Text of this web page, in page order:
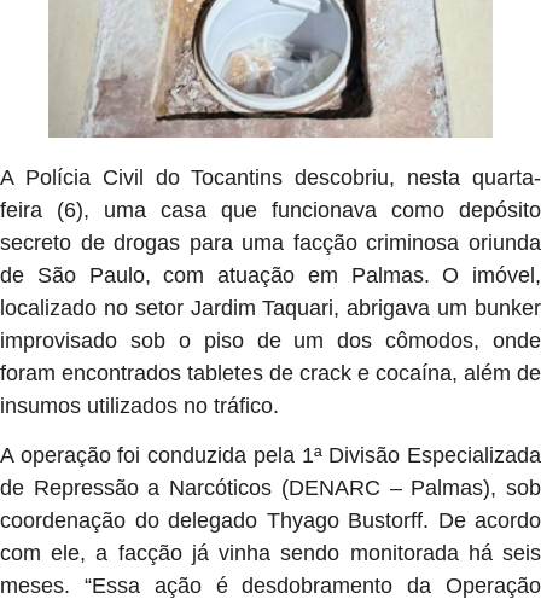
A Polícia Civil do Tocantins descobriu, nesta quarta-
feira (6), uma casa que funcionava como depósito
secreto de drogas para uma facção criminosa oriunda
de São Paulo, com atuação em Palmas. O imóvel,
localizado no setor Jardim Taquari, abrigava um bunker
improvisado sob o piso de um dos cômodos, onde
foram encontrados tabletes de crack e cocaína, além de
insumos utilizados no tráfico.
A operação foi conduzida pela 1ª Divisão Especializada
de Repressão a Narcóticos (DENARC – Palmas), sob
coordenação do delegado Thyago Bustorff. De acordo
com ele, a facção já vinha sendo monitorada há seis
meses. “Essa ação é desdobramento da Operação